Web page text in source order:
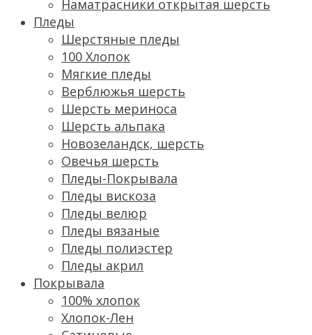
Наматрасники открытая шерсть
Пледы
Шерстяные пледы
100 Хлопок
Мягкие пледы
Верблюжья шерсть
Шерсть мериноса
Шерсть альпака
Новозеландск, шерсть
Овечья шерсть
Пледы-Покрывала
Пледы вискоза
Пледы велюр
Пледы вязаные
Пледы полиэстер
Пледы акрил
Покрывала
100% хлопок
Хлопок-Лен